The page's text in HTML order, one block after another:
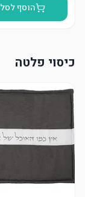
הוסף לסל
כיסוי פלטה